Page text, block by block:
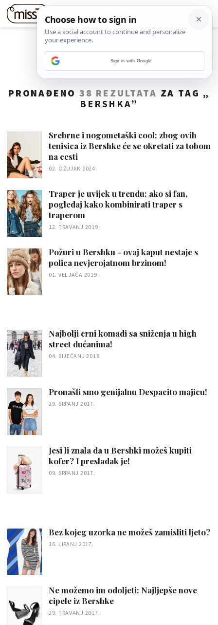
PRONAĐENO38 REZULTATA ZA TAG „
BERSHKA”
Srebrne i nogometaški cool: zbog ovih
tenisica iz Bershke će se okretati za tobom
na cesti
02. OŽUJAK 2024.
Traper je uvijek u trendu; ako si fan,
pogledaj kako kombinirati traper s
traperom
12. TRAVANJ 2019.
Požuri u Bershku - ovaj kaput nestaje s
polica nevjerojatnom brzinom!
01. VELJAČA 2019.
Najbolji crni komadi sa sniženja u high
street dućanima!
04. SIJEČANJ 2018.
Pronašli smo genijalnu Despacito majicu!
29. SRPANJ 2017.
Jesi li znala da u Bershki možeš kupiti
kofer? I presladak je!
09. SRPANJ 2017.
Bez kojeg uzorka ne možeš zamisliti ljeto?
16. LIPANJ 2017.
Ne možemo im odoljeti: Najljepše nove
cipele iz Bershke
29. TRAVANJ 2017.
Sign in with Google